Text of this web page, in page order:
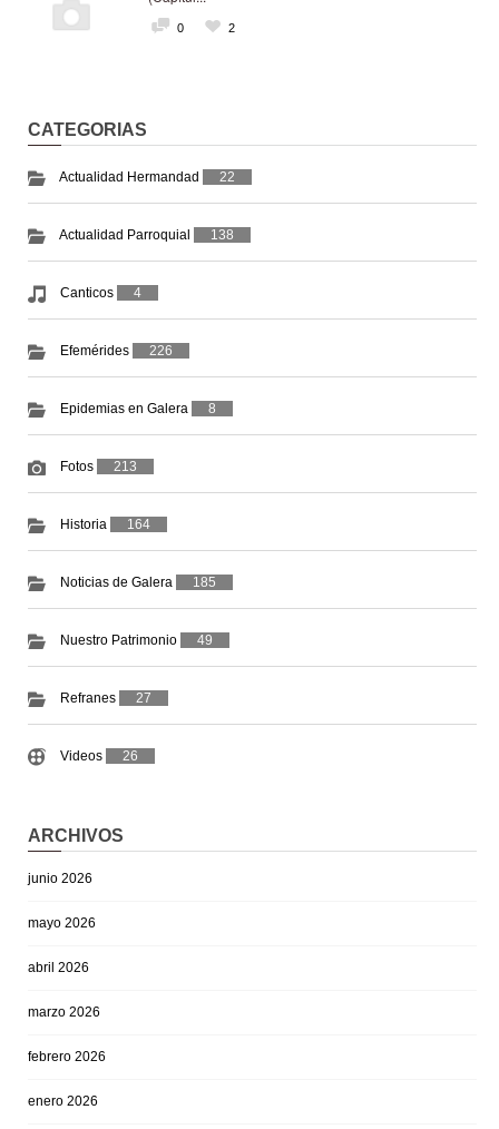
0 2
CATEGORIAS
Actualidad Hermandad 22
Actualidad Parroquial 138
Canticos 4
Efemérides 226
Epidemias en Galera 8
Fotos 213
Historia 164
Noticias de Galera 185
Nuestro Patrimonio 49
Refranes 27
Videos 26
ARCHIVOS
junio 2026
mayo 2026
abril 2026
marzo 2026
febrero 2026
enero 2026